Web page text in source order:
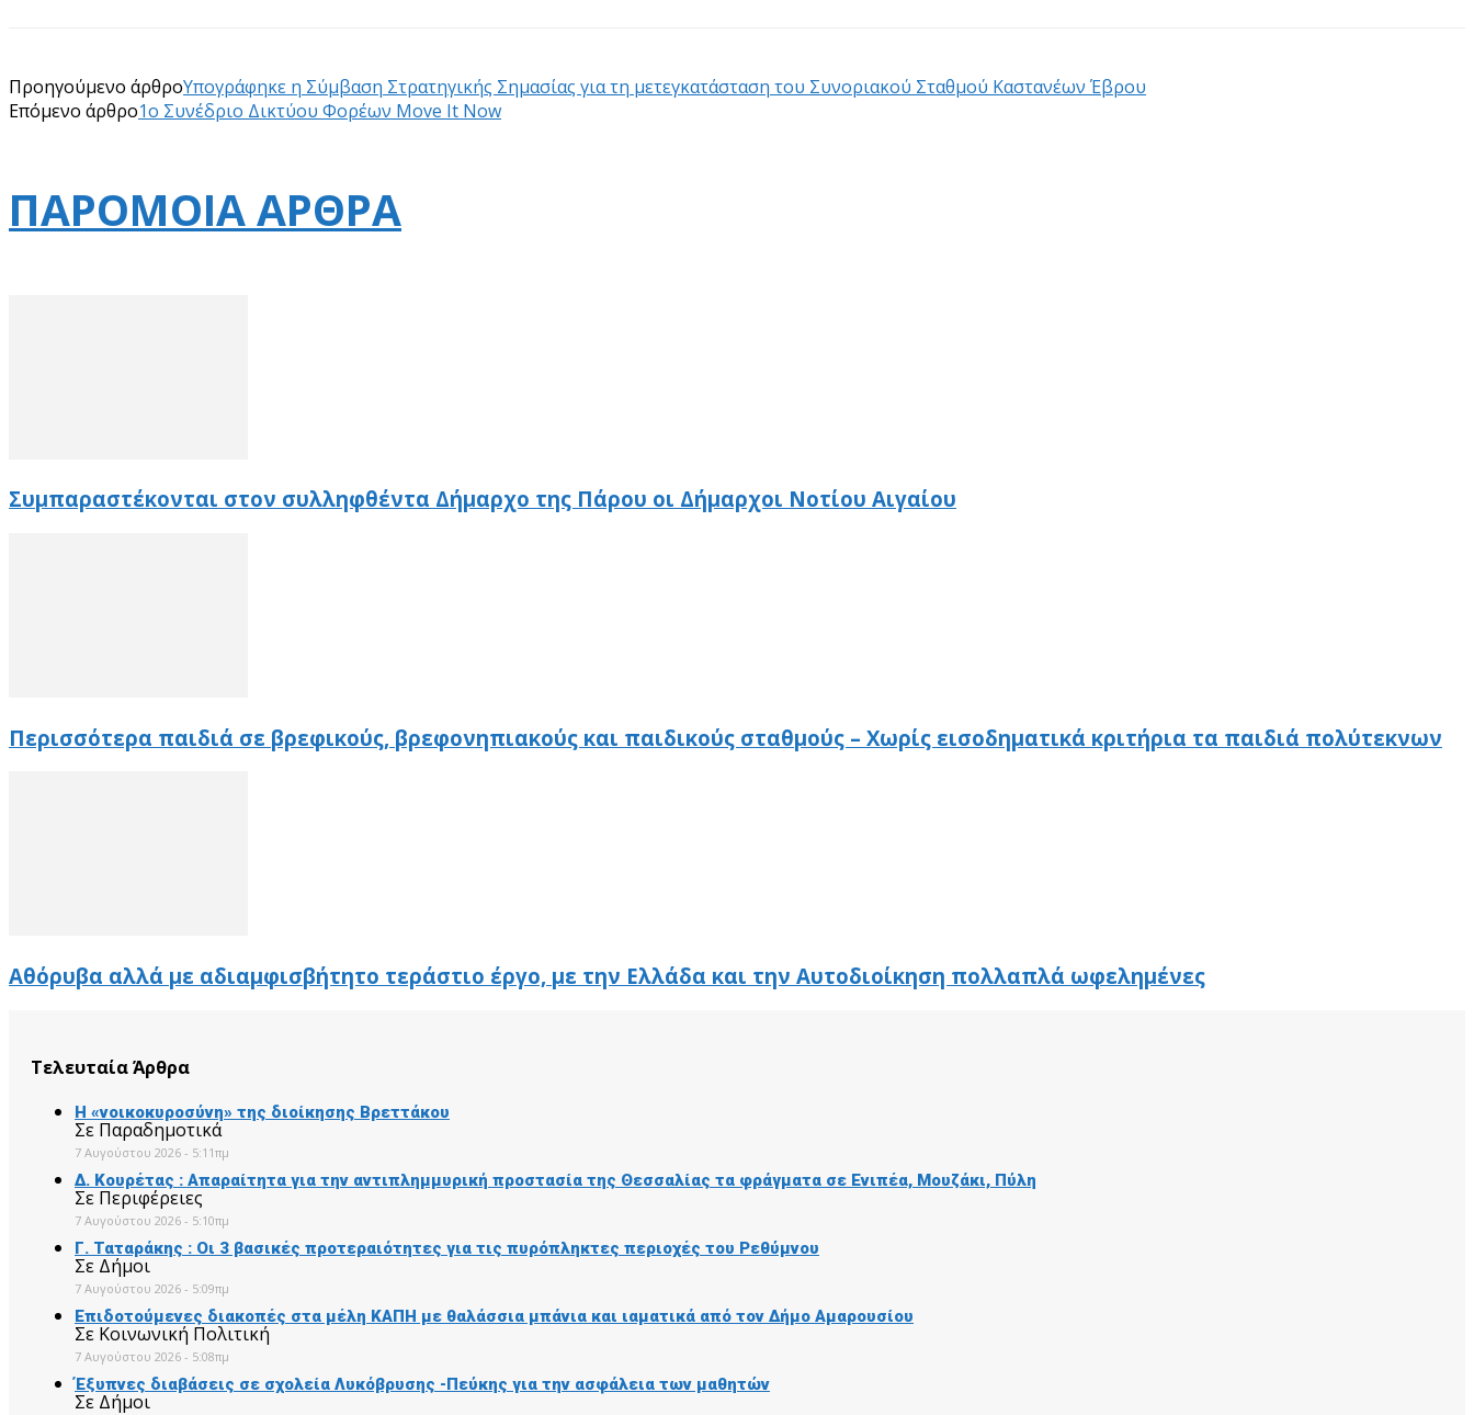
Προηγούμενο άρθροΥπογράφηκε η Σύμβαση Στρατηγικής Σημασίας για τη μετεγκατάσταση του Συνοριακού Σταθμού Καστανέων Έβρου
Επόμενο άρθρο1ο Συνέδριο Δικτύου Φορέων Move It Now
ΠΑΡΟΜΟΙΑ ΑΡΘΡΑ
Συμπαραστέκονται στον συλληφθέντα Δήμαρχο της Πάρου οι Δήμαρχοι Νοτίου Αιγαίου
Περισσότερα παιδιά σε βρεφικούς, βρεφονηπιακούς και παιδικούς σταθμούς – Χωρίς εισοδηματικά κριτήρια τα παιδιά πολύτεκνων
Αθόρυβα αλλά με αδιαμφισβήτητο τεράστιο έργο, με την Ελλάδα και την Αυτοδιοίκηση πολλαπλά ωφελημένες
Τελευταία Άρθρα
Η «νοικοκυροσύνη» της διοίκησης Βρεττάκου
Σε Παραδημοτικά
7 Αυγούστου 2026 - 5:11πμ
Δ. Κουρέτας : Απαραίτητα για την αντιπλημμυρική προστασία της Θεσσαλίας τα φράγματα σε Ενιπέα, Μουζάκι, Πύλη
Σε Περιφέρειες
7 Αυγούστου 2026 - 5:10πμ
Γ. Ταταράκης : Οι 3 βασικές προτεραιότητες για τις πυρόπληκτες περιοχές του Ρεθύμνου
Σε Δήμοι
7 Αυγούστου 2026 - 5:09πμ
Επιδοτούμενες διακοπές στα μέλη ΚΑΠΗ με θαλάσσια μπάνια και ιαματικά από τον Δήμο Αμαρουσίου
Σε Κοινωνική Πολιτική
7 Αυγούστου 2026 - 5:08πμ
Έξυπνες διαβάσεις σε σχολεία Λυκόβρυσης -Πεύκης για την ασφάλεια των μαθητών
Σε Δήμοι